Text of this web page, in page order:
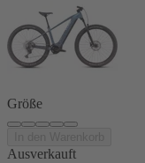
Größe
Ausverkauft